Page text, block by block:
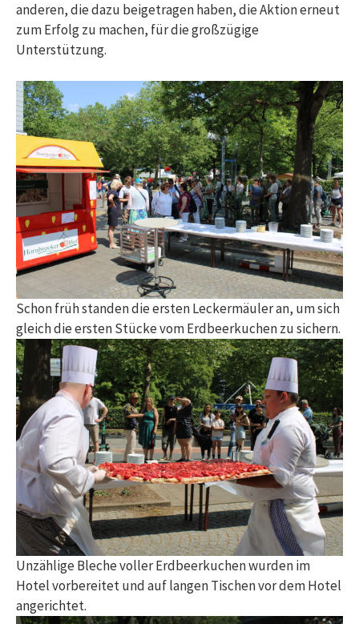
anderen, die dazu beigetragen haben, die Aktion erneut
zum Erfolg zu machen, für die großzügige
Unterstützung.
Schon früh standen die ersten Leckermäuler an, um sich
gleich die ersten Stücke vom Erdbeerkuchen zu sichern.
Unzählige Bleche voller Erdbeerkuchen wurden im
Hotel vorbereitet und auf langen Tischen vor dem Hotel
angerichtet.